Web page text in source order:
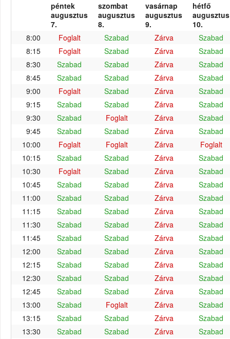
péntek
augusztus
7.
szombat
augusztus
8.
vasárnap
augusztus
9.
hétfő
augusztus
10.
8:00
Foglalt Szabad Zárva
Szabad
8:15
Foglalt Szabad Zárva
Szabad
8:30
Szabad Szabad Zárva
Szabad
8:45
Szabad Szabad Zárva
Szabad
9:00
Foglalt Szabad Zárva
Szabad
9:15
Szabad Szabad Zárva
Szabad
9:30
Szabad Foglalt Zárva
Szabad
9:45
Szabad Szabad Zárva
Szabad
10:00
Foglalt Foglalt Zárva
Foglalt
10:15
Szabad Szabad Zárva
Szabad
10:30
Foglalt Szabad Zárva
Szabad
10:45
Szabad Szabad Zárva
Szabad
11:00
Szabad Szabad Zárva
Szabad
11:15
Szabad Szabad Zárva
Szabad
11:30
Szabad Szabad Zárva
Szabad
11:45
Szabad Szabad Zárva
Szabad
12:00
Szabad Szabad Zárva
Szabad
12:15
Szabad Szabad Zárva
Szabad
12:30
Szabad Szabad Zárva
Szabad
12:45
Szabad Szabad Zárva
Szabad
13:00
Szabad Foglalt Zárva
Szabad
13:15
Szabad Szabad Zárva
Szabad
13:30
Szabad Szabad Zárva
Szabad